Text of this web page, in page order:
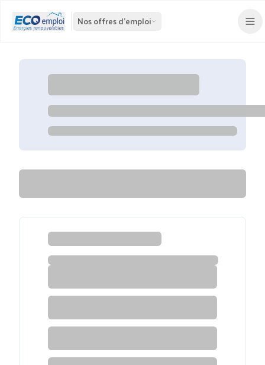
Nos offres d'emploi